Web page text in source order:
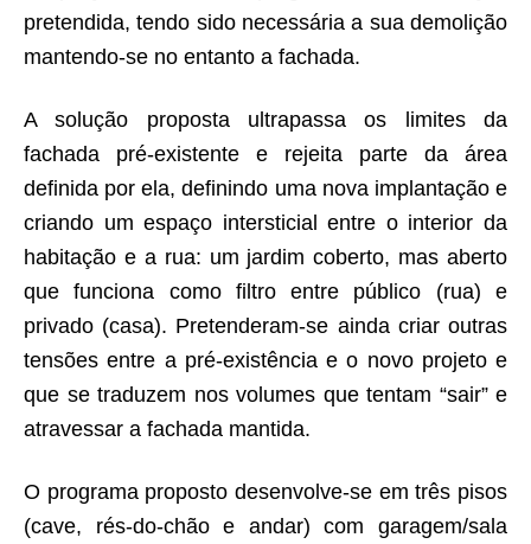
pretendida, tendo sido necessária a sua demolição
mantendo-se no entanto a fachada.
A solução proposta ultrapassa os limites da
fachada pré-existente e rejeita parte da área
definida por ela, definindo uma nova implantação e
criando um espaço intersticial entre o interior da
habitação e a rua: um jardim coberto, mas aberto
que funciona como filtro entre público (rua) e
privado (casa). Pretenderam-se ainda criar outras
tensões entre a pré-existência e o novo projeto e
que se traduzem nos volumes que tentam “sair” e
atravessar a fachada mantida.
O programa proposto desenvolve-se em três pisos
(cave, rés-do-chão e andar) com garagem/sala